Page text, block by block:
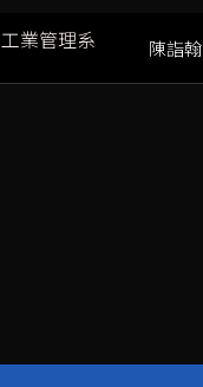
工業管理系 陳詣翰